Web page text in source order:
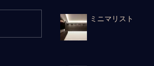
ミニマリスト